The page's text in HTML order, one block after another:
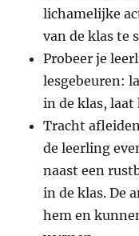
lichamelijke
van de klas te
Probeer je
lesgebeuren:
in de klas,
Tracht
de leerling
naast een
in de klas. De
hem en